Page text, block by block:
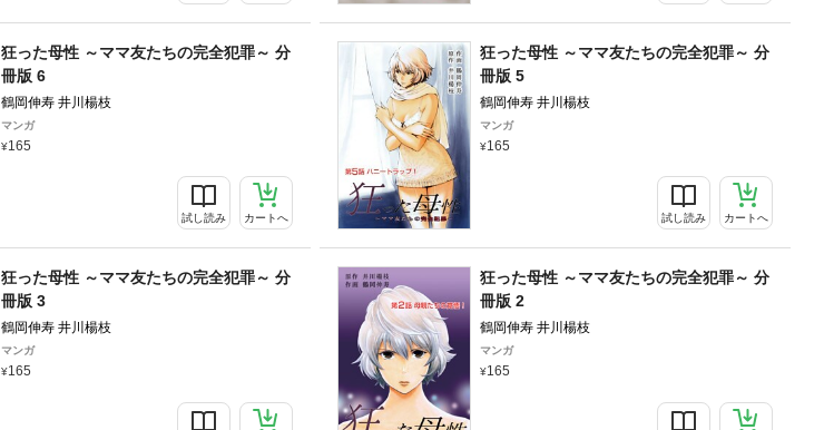
狂った母性 ～ママ友たちの完全犯罪～ 分
冊版 6
鶴岡伸寿 井川楊枝
マンガ
165
試し読み カートへ
狂った母性 ～ママ友たちの完全犯罪～ 分
冊版 5
鶴岡伸寿 井川楊枝
マンガ
165
試し読み カートへ
狂った母性 ～ママ友たちの完全犯罪～ 分
冊版 3
鶴岡伸寿 井川楊枝
マンガ
165
狂った母性 ～ママ友たちの完全犯罪～ 分
冊版 2
鶴岡伸寿 井川楊枝
マンガ
165